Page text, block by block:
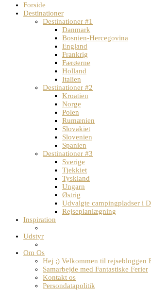
Forside
Destinationer
Destinationer #1
Danmark
Bosnien-Hercegovina
England
Frankrig
Færøerne
Holland
Italien
Destinationer #2
Kroatien
Norge
Polen
Rumænien
Slovakiet
Slovenien
Spanien
Destinationer #3
Sverige
Tjekkiet
Tyskland
Ungarn
Østrig
Udvalgte campingpladser i
Rejseplanlægning
Inspiration
Udstyr
Om Os
Hej ;) Velkommen til rejsebloggen
Samarbejde med Fantastiske Ferier
Kontakt os
Persondatapolitik